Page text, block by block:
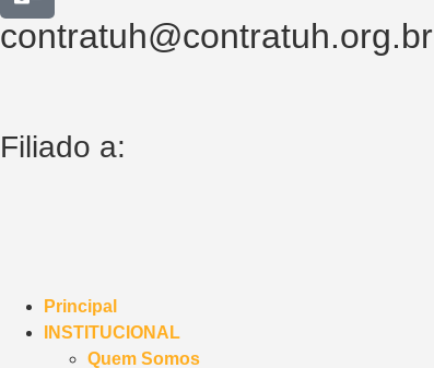
contratuh@contratuh.org.br
Filiado a:
Principal
INSTITUCIONAL
Quem Somos